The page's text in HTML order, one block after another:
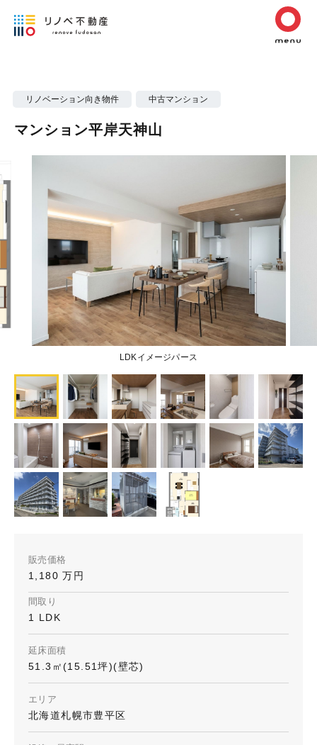
リノベーション向き物件 中古マンション
マンション平岸天神山
LDKイメージパース
販売価格
1,180 万円
間取り
1 LDK
延床面積
51.3㎡(15.51坪)(壁芯)
エリア
北海道札幌市豊平区